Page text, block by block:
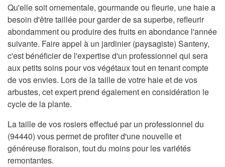
Qu'elle soit ornementale, gourmande ou fleurie, une haie a
besoin d'être taillée pour garder de sa superbe, refleurir
abondamment ou produire des fruits en abondance l'année
suivante. Faire appel à un jardinier (paysagiste) Santeny,
c'est bénéficier de l'expertise d'un professionnel qui sera
aux petits soins pour vos végétaux tout en tenant compte
de vos envies. Lors de la taille de votre haie et de vos
arbustes, cet expert prend également en considération le
cycle de la plante.
La taille de vos rosiers effectué par un professionnel du
(94440) vous permet de profiter d'une nouvelle et
généreuse floraison, tout du moins pour les variétés
remontantes.